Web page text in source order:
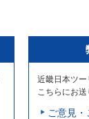
近畿日本ツ
こちらにお送
ご意見・